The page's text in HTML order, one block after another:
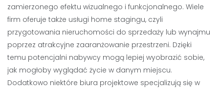
zamierzonego efektu wizualnego i funkcjonalnego. Wiele
firm oferuje także usługi home stagingu, czyli
przygotowania nieruchomości do sprzedaży lub wynajmu
poprzez atrakcyjne zaaranżowanie przestrzeni. Dzięki
temu potencjalni nabywcy mogą lepiej wyobrazić sobie,
jak mogłoby wyglądać życie w danym miejscu.
Dodatkowo niektóre biura projektowe specjalizują się w